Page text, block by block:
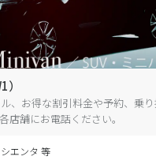
、お得な割引料金や予約、乗
店舗にお電話ください。
シエンタ 等